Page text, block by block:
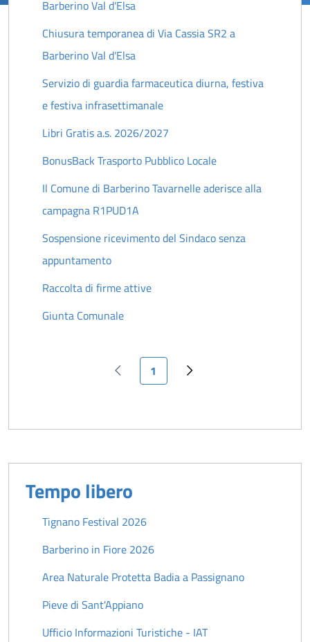
Barberino Val d'Elsa
Chiusura temporanea di Via Cassia SR2 a
Barberino Val d'Elsa
Servizio di guardia farmaceutica diurna, festiva
e festiva infrasettimanale
Libri Gratis a.s. 2026/2027
BonusBack Trasporto Pubblico Locale
Il Comune di Barberino Tavarnelle aderisce alla
campagna R1PUD1A
Sospensione ricevimento del Sindaco senza
appuntamento
Raccolta di firme attive
Giunta Comunale
Pagina precedente
Pagina attuale
1 Pagina successiva
Tempo libero
Tignano Festival 2026
Barberino in Fiore 2026
Area Naturale Protetta Badia a Passignano
Pieve di Sant'Appiano
Ufficio Informazioni Turistiche - IAT